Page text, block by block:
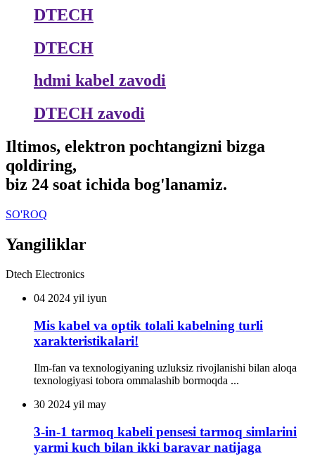
DTECH
DTECH
hdmi kabel zavodi
DTECH zavodi
Iltimos, elektron pochtangizni bizga
qoldiring,
biz 24 soat ichida bog'lanamiz.
SO'ROQ
Yangiliklar
Dtech Electronics
04 2024 yil iyun
Mis kabel va optik tolali kabelning turli
xarakteristikalari!
Ilm-fan va texnologiyaning uzluksiz rivojlanishi bilan aloqa
texnologiyasi tobora ommalashib bormoqda ...
30 2024 yil may
3-in-1 tarmoq kabeli pensesi tarmoq simlarini
yarmi kuch bilan ikki baravar natijaga